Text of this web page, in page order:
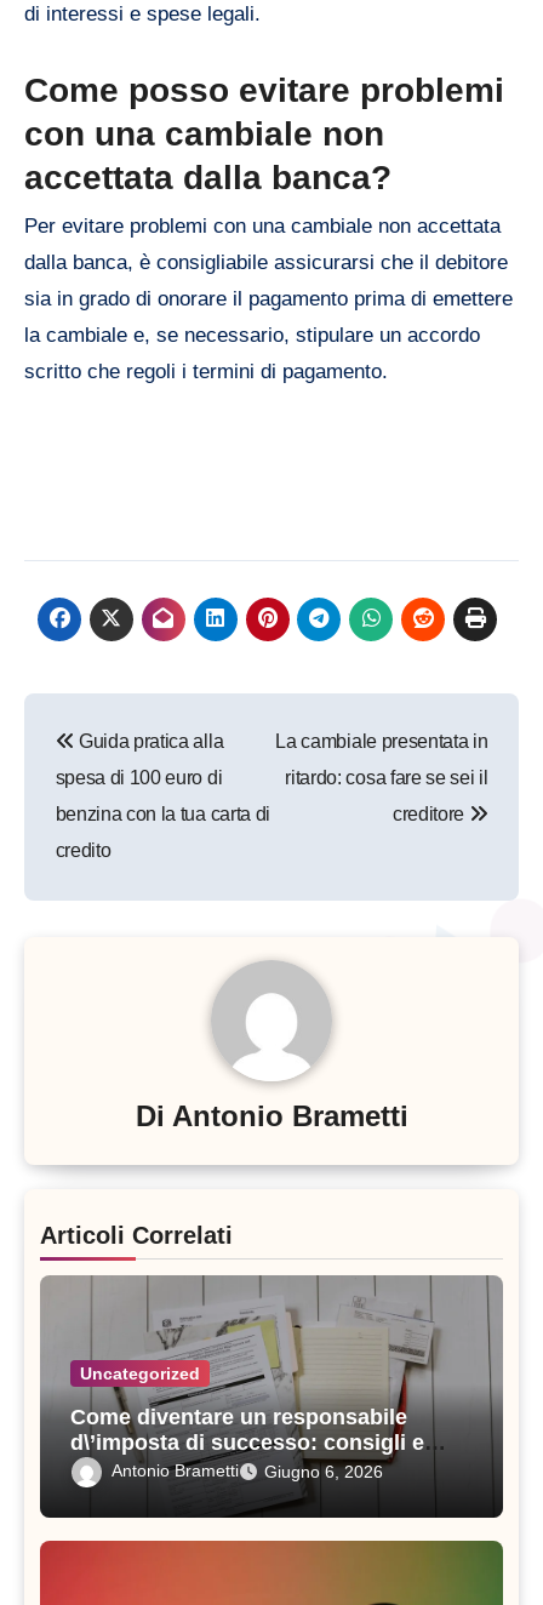
di interessi e spese legali.
Come posso evitare problemi
con una cambiale non
accettata dalla banca?
Per evitare problemi con una cambiale non accettata
dalla banca, è consigliabile assicurarsi che il debitore
sia in grado di onorare il pagamento prima di emettere
la cambiale e, se necessario, stipulare un accordo
scritto che regoli i termini di pagamento.
articoli
Guida pratica alla
spesa di 100 euro di
benzina con la tua carta di
credito
La cambiale presentata in
ritardo: cosa fare se sei il
creditore
Di Antonio Brametti
Articoli Correlati
Uncategorized
Come diventare un responsabile
d\’imposta di successo: consigli e
strategie vincenti
Antonio Brametti Giugno 6, 2026